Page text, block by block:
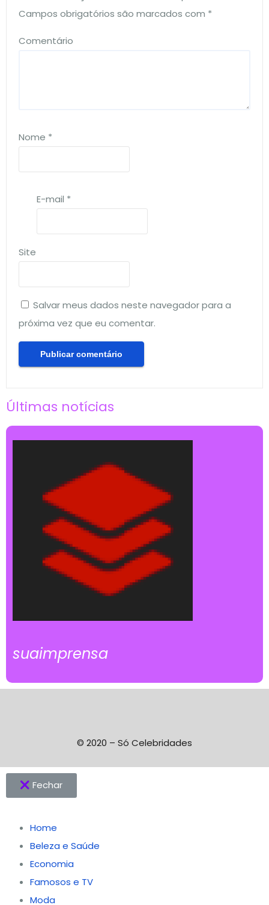
Campos obrigatórios são marcados com *
Comentário
Nome *
E-mail *
Site
Salvar meus dados neste navegador para a
próxima vez que eu comentar.
Últimas notícias
suaimprensa
© 2020 – Só Celebridades
Fechar
Home
Beleza e Saúde
Economia
Famosos e TV
Moda